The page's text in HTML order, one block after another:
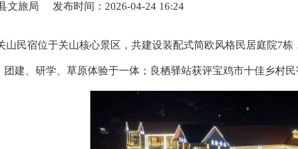
文旅局 发布时间：2026-04-24 16:24
山民宿位于关山核心景区，共建设装配式简欧风格民居庭院7栋
团建、研学、草原体验于一体；良栖驿站获评宝鸡市十佳乡村民